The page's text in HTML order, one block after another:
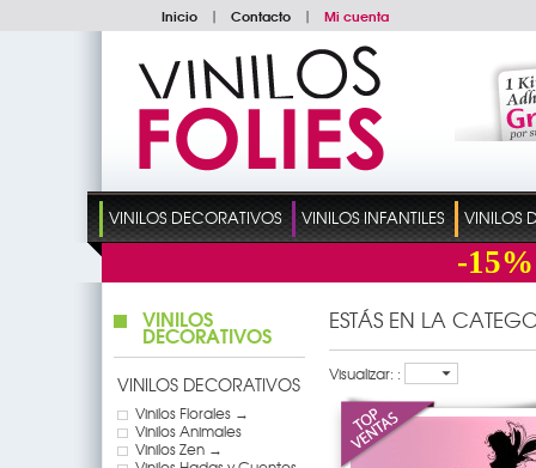
Inicio | Contacto | Mi cuenta
VINILOS DECORATIVOS VINILOS INFANTILES VINILOS
-15%
VINILOS
DECORATIVOS
VINILOS DECORATIVOS
Vinilos Florales →
Vinilos Animales
Vinilos Zen →
ESTÁS EN LA
Visualizar: :